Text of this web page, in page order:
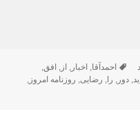
برچسب‌ها
احمدآقا, اخبار, از, افق,
,دور, را, رضایی, روزنامه امروز,